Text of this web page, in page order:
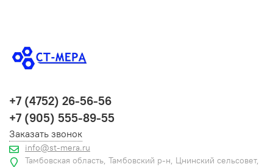
+7 (4752) 26-56-56
+7 (905) 555-89-55
Заказать звонок
info@st-mera.ru
Тамбовская область, Тамбовский р-н, Цнинский сельсовет,